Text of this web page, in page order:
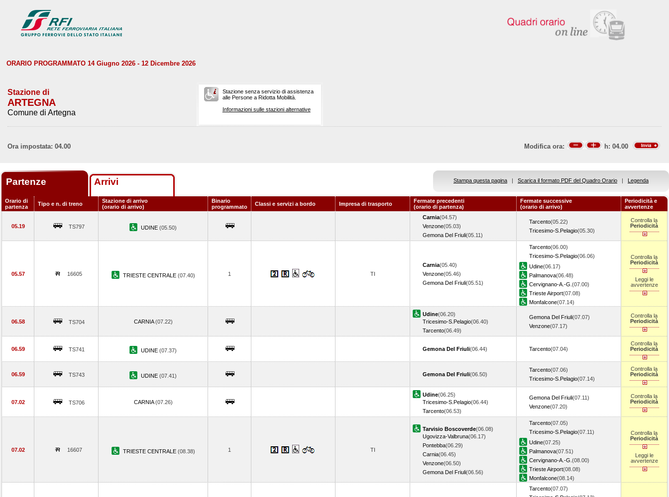
ORARIO PROGRAMMATO 14 Giugno 2026 - 12 Dicembre 2026
Stazione di
ARTEGNA
Comune di Artegna
Stazione senza servizio di assistenza
alle Persone a Ridotta Mobilità.
Informazioni sulle stazioni alternative
Ora impostata: 04.00 Modifica ora: h: 04.00
Partenze Arrivi Stampa questa pagina | Scarica il formato PDF del Quadro Orario | Legenda
Orario di
partenza
Tipo e n. di treno
Stazione di arrivo
(orario di arrivo)
Binario
programmato
Classi e servizi a bordo Impresa di trasporto
Fermate precedenti
(orario di partenza)
Fermate successive
(orario di arrivo)
Periodicità e
avvertenze
05.19 TS797 UDINE (05.50)
Carnia(04.57)
Venzone(05.03)
Gemona Del Friuli(05.11)
Tarcento(05.22)
Tricesimo-S.Pelagio(05.30)
Controlla la
Periodicità
05.57 16605 TRIESTE CENTRALE (07.40) 1 TI
Carnia(05.40)
Venzone(05.46)
Gemona Del Friuli(05.51)
Tarcento(06.00)
Tricesimo-S.Pelagio(06.06)
Udine(06.17)
Palmanova(06.48)
Cervignano-A.-G. (07.00)
Trieste Airport(07.08)
Monfalcone(07.14)
Controlla la
Periodicità
Leggi le
avvertenze
06.58 TS704 CARNIA(07.22)
Udine(06.20)
Tricesimo-S.Pelagio(06.40)
Tarcento(06.49)
Gemona Del Friuli(07.07)
Venzone(07.17)
Controlla la
Periodicità
06.59 TS741 UDINE (07.37) Gemona Del Friuli(06.44) Tarcento(07.04)
Controlla la
Periodicità
06.59 TS743 UDINE (07.41) Gemona Del Friuli(06.50)
Tarcento(07.06)
Tricesimo-S.Pelagio(07.14)
Controlla la
Periodicità
07.02 TS706 CARNIA(07.26)
Udine(06.25)
Tricesimo-S.Pelagio(06.44)
Tarcento(06.53)
Gemona Del Friuli(07.11)
Venzone(07.20)
Controlla la
Periodicità
07.02 16607 TRIESTE CENTRALE (08.38) 1 TI
Tarvisio Boscoverde(06.08)
Ugovizza-Valbruna(06.17)
Pontebba(06.29)
Carnia(06.45)
Venzone(06.50)
Gemona Del Friuli(06.56)
Tarcento(07.05)
Tricesimo-S.Pelagio(07.11)
Udine(07.25)
Palmanova(07.51)
Cervignano-A.-G. (08.00)
Trieste Airport(08.08)
Monfalcone(08.14)
Controlla la
Periodicità
Leggi le
avvertenze
Tarcento(07.07)